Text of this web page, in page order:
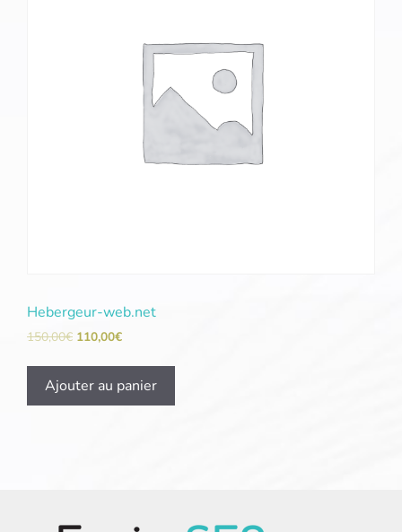
Hebergeur-web.net
150,00€ 110,00€
Ajouter au panier